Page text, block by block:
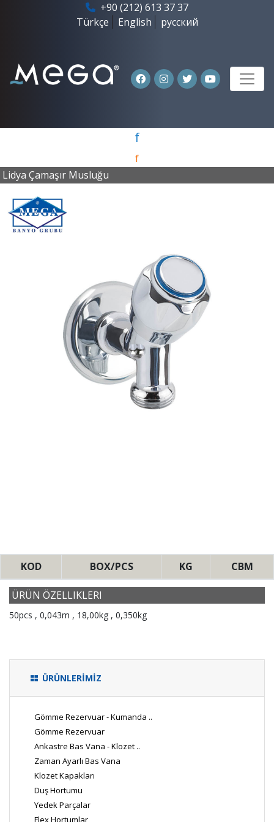
+90 (212) 613 37 37
Türkçe
English русский
f
f
Lidya Çamaşır Musluğu
KOD BOX/PCS KG CBM
ÜRÜN ÖZELLIKLERI
50pcs , 0,043m , 18,00kg , 0,350kg
ÜRÜNLERİMİZ
Gömme Rezervuar - Kumanda ..
Gömme Rezervuar
Ankastre Bas Vana - Klozet ..
Zaman Ayarlı Bas Vana
Klozet Kapakları
Duş Hortumu
Yedek Parçalar
Flex Hortumlar